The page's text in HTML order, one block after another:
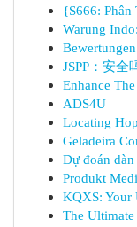
{S666:
Warung
JSPP：安全
Enhance
ADS4U
Locating
Geladeira
Dự đoán
Produkt
KQXS: Your
The